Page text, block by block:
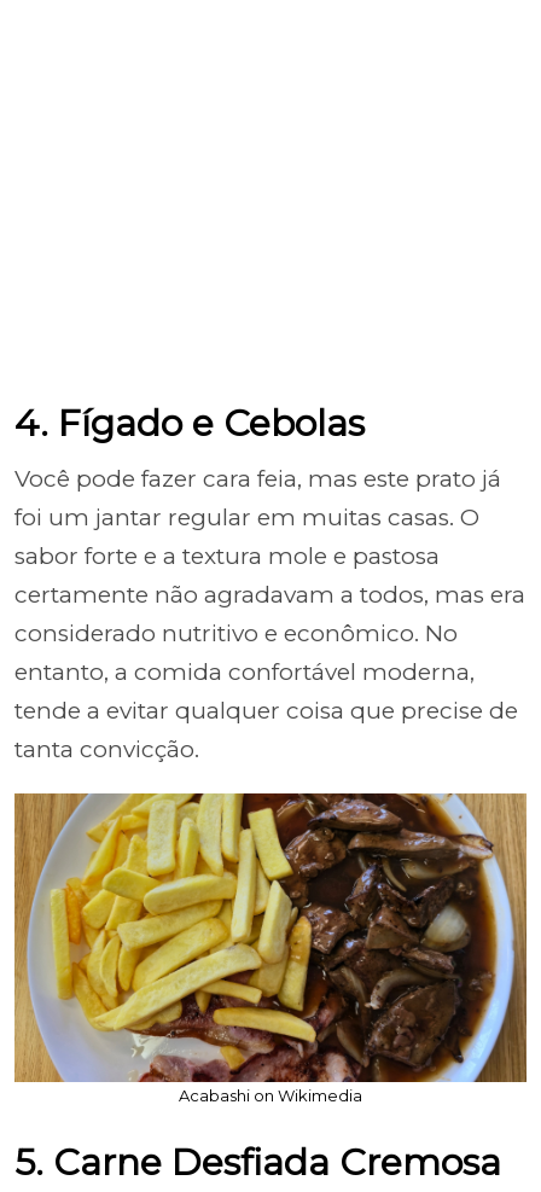
4. Fígado e Cebolas
Você pode fazer cara feia, mas este prato já
foi um jantar regular em muitas casas. O
sabor forte e a textura mole e pastosa
certamente não agradavam a todos, mas era
considerado nutritivo e econômico. No
entanto, a comida confortável moderna,
tende a evitar qualquer coisa que precise de
tanta convicção.
Acabashi on Wikimedia
5. Carne Desfiada Cremosa